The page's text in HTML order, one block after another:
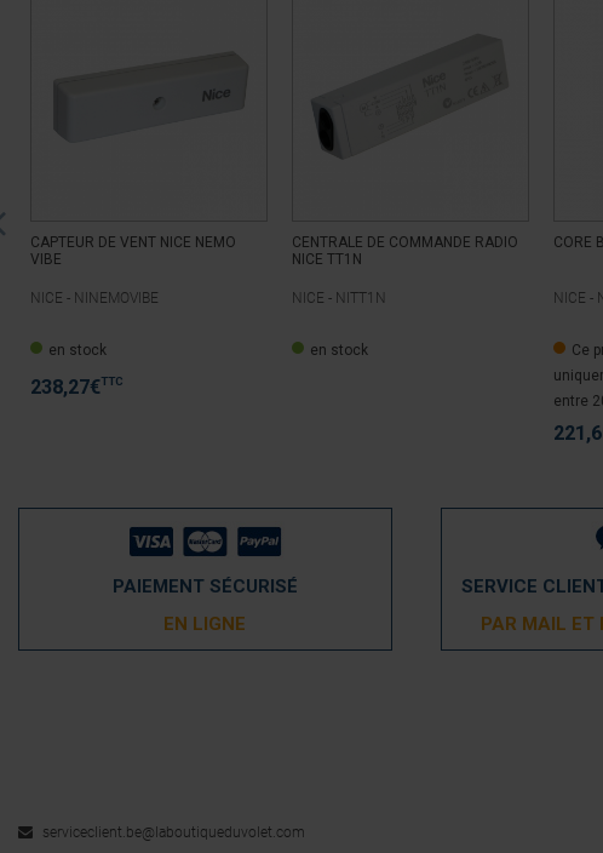
CAPTEUR DE VENT NICE NEMO
VIBE
NICE - NINEMOVIBE
en stock
238,27€TTC
CENTRALE DE COMMANDE RADIO
NICE TT1N
NICE - NITT1N
en stock
CORE
NICE -
Ce
entre
PAIEMENT SÉCURISÉ
EN LIGNE
SERVICE
PAR MAIL ET
serviceclient.be@laboutiqueduvolet.com